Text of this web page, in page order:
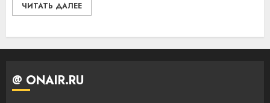
ЧИТАТЬ ДАЛЕЕ
@ ONAIR.RU